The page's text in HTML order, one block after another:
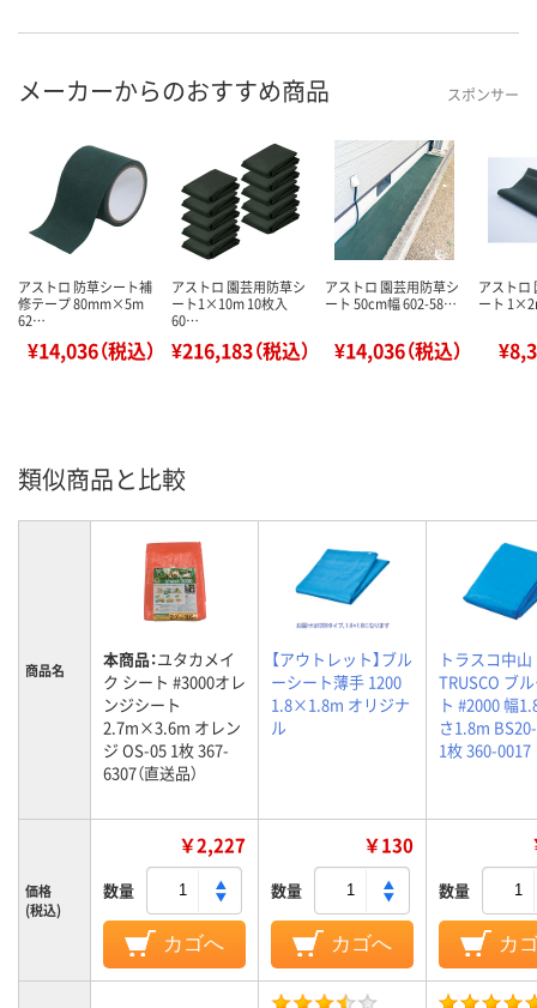
メーカーからのおすすめ商品 スポンサー
アストロ 防草シート補
修テープ 80mm×5m
62…
¥14,036（税込）
アストロ 園芸用防草シ
ート1×10m 10枚入
60…
¥216,183（税込）
アストロ 園芸用防草シ
ート 50cm幅 602-58…
¥14,036（税込）
アストロ
ート
類似商品と比較
商品名 本商品：ユタカメイ
ク シート #3000オレ
ンジシート
2.7m×3.6m オレン
ジ OS-05 1枚 367-
6307（直送品）
【アウトレット】ブル
ーシート薄手 1200
1.8×1.8m オリジナ
ル
トラスコ中山
TRUSCO ブ
ト #2000 幅
さ1.8m
1枚 360-0017
価格
(税込)
￥2,227
数量
カゴへ
￥130
数量
カゴへ
数量
カ